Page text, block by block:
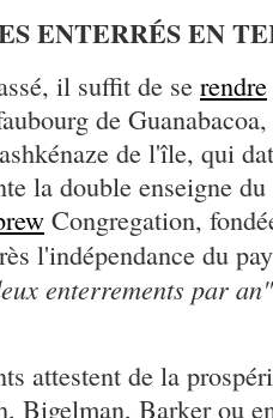
ENTERRÉS EN
il suffit de se rendre
de
de l'île, qui
la double enseigne du
Congregation,
l'indépendance du
enterrements par an"
attestent de la
Bigelman, Barker ou